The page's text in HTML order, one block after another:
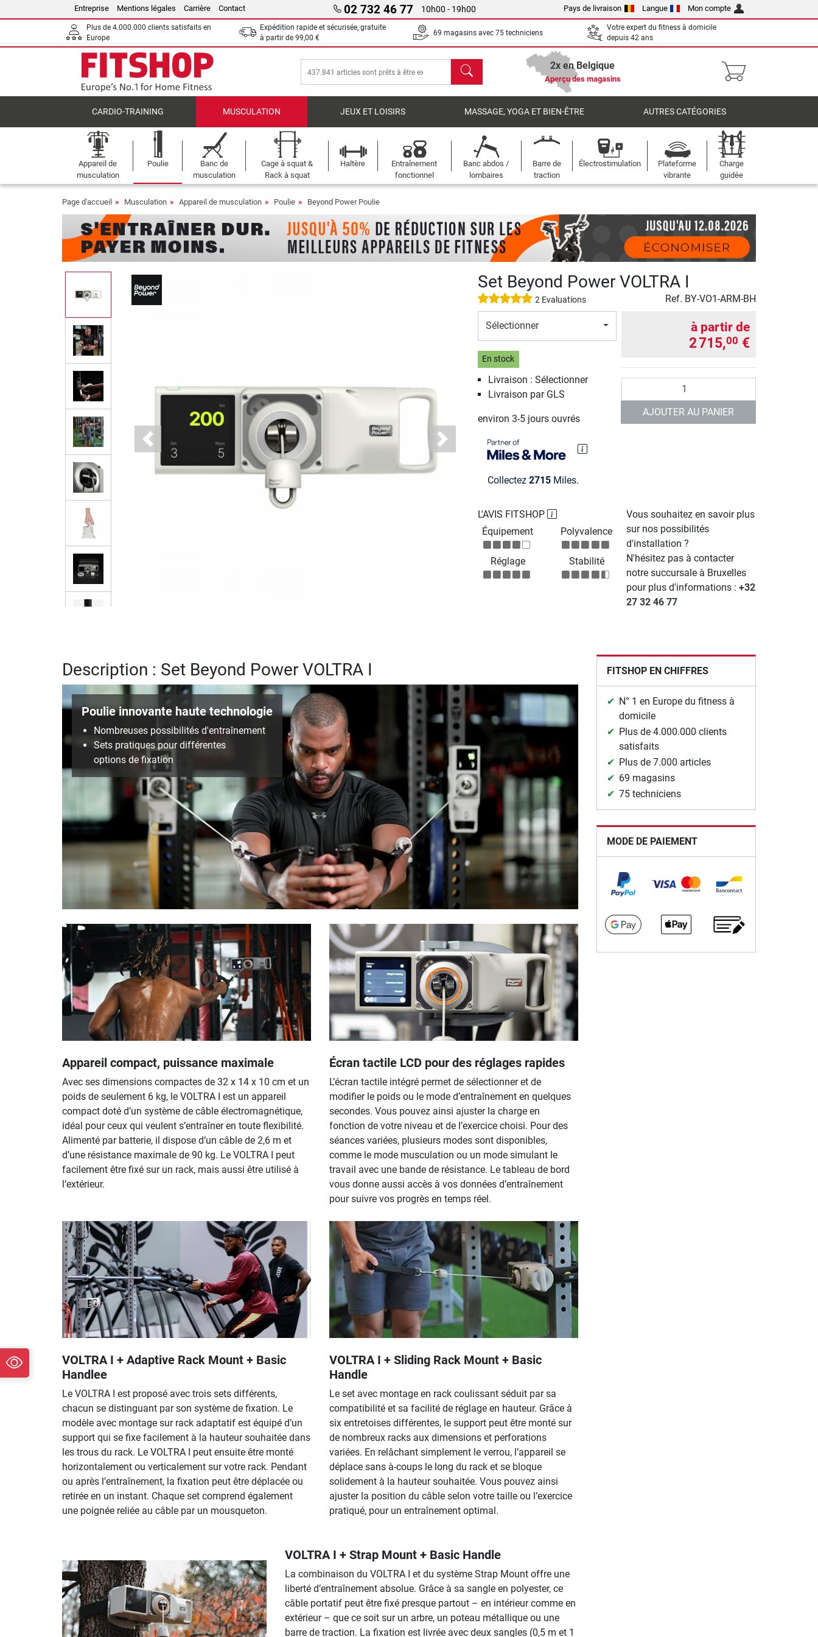
Entreprise Mentions légales Carrière Contact 02 732 46 77 10h00 - 19h00 Pays de livraison Langue Mon compte
Plus de 4.000.000 clients satisfaits en
Europe
Expédition rapide et sécurisée, gratuite
à partir de 99,00 €
69 magasins avec 75 techniciens
Votre expert du fitness à domicile
depuis 42 ans
chercher 2x en Belgique
Aperçu des magasins
CARDIO-TRAINING MUSCULATION JEUX ET LOISIRS MASSAGE, YOGA ET BIEN-ÊTRE AUTRES CATÉGORIES
Appareil de
musculation
Poulie
Banc de
musculation
Cage à squat &
Rack à squat
Haltère
Entraînement
fonctionnel
Banc abdos /
lombaires
Barre de
traction
Électrostimulation
Plateforme
vibrante
Charge
guidée
Page d'accueil Musculation Appareil de musculation Poulie Beyond Power Poulie
Previous Next
Set Beyond Power VOLTRA I
2 Evaluations Ref. BY-VO1-ARM-BH
Sélectionner
En stock
Livraison : Sélectionner
Livraison par GLS
environ 3-5 jours ouvrés
Collectez 2715Miles.
à partir de
2 715,00 €
AJOUTER AU PANIER
L'AVIS FITSHOP
Équipement
Polyvalence
Réglage Stabilité
Vous souhaitez en savoir plus
sur nos possibilités
d'installation ?
N'hésitez pas à contacter
notre succursale à Bruxelles
pour plus d'informations :+32
27 32 46 77
Description : Set Beyond Power VOLTRA I
Poulie innovante haute technologie
Nombreuses possibilités d'entraînement
Sets pratiques pour différentes
options de fixation
Appareil compact, puissance maximale
Avec ses dimensions compactes de 32 x 14 x 10 cm et un
poids de seulement 6 kg, le VOLTRA I est un appareil
compact doté d’un système de câble électromagnétique,
idéal pour ceux qui veulent s’entraîner en toute flexibilité.
Alimenté par batterie, il dispose d’un câble de 2,6 m et
d’une résistance maximale de 90 kg. Le VOLTRA I peut
facilement être fixé sur un rack, mais aussi être utilisé à
l’extérieur.
Écran tactile LCD pour des réglages rapides
L’écran tactile intégré permet de sélectionner et de
modifier le poids ou le mode d’entraînement en quelques
secondes. Vous pouvez ainsi ajuster la charge en
fonction de votre niveau et de l’exercice choisi. Pour des
séances variées, plusieurs modes sont disponibles,
comme le mode musculation ou un mode simulant le
travail avec une bande de résistance. Le tableau de bord
vous donne aussi accès à vos données d’entraînement
pour suivre vos progrès en temps réel.
VOLTRA I + Adaptive Rack Mount + Basic
Handlee
Le VOLTRA I est proposé avec trois sets différents,
chacun se distinguant par son système de fixation. Le
modèle avec montage sur rack adaptatif est équipé d’un
support qui se fixe facilement à la hauteur souhaitée dans
les trous du rack. Le VOLTRA I peut ensuite être monté
horizontalement ou verticalement sur votre rack. Pendant
ou après l’entraînement, la fixation peut être déplacée ou
retirée en un instant. Chaque set comprend également
une poignée reliée au câble par un mousqueton.
VOLTRA I + Sliding Rack Mount + Basic
Handle
Le set avec montage en rack coulissant séduit par sa
compatibilité et sa facilité de réglage en hauteur. Grâce à
six entretoises différentes, le support peut être monté sur
de nombreux racks aux dimensions et perforations
variées. En relâchant simplement le verrou, l’appareil se
déplace sans à-coups le long du rack et se bloque
solidement à la hauteur souhaitée. Vous pouvez ainsi
ajuster la position du câble selon votre taille ou l’exercice
pratiqué, pour un entraînement optimal.
VOLTRA I + Strap Mount + Basic Handle
La combinaison du VOLTRA I et du système Strap Mount offre une
liberté d’entraînement absolue. Grâce à sa sangle en polyester, ce
câble portatif peut être fixé presque partout – en intérieur comme en
extérieur – que ce soit sur un arbre, un poteau métallique ou une
barre de traction. La fixation est livrée avec deux sangles (0,5 m et 1
FITSHOP EN CHIFFRES
N° 1 en Europe du fitness à
domicile
Plus de 4.000.000 clients
satisfaits
Plus de 7.000 articles
69 magasins
75 techniciens
MODE DE PAIEMENT